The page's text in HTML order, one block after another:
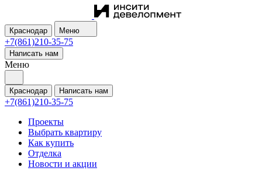
Краснодар Меню
+7(861)210-35-75
Написать нам
Меню
Краснодар Написать нам
+7(861)210-35-75
Проекты
Выбрать квартиру
Как купить
Отделка
Новости и акции